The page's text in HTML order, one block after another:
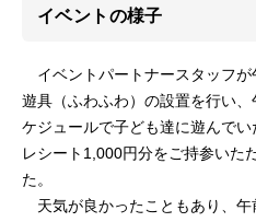
イベントの様子
イベントパートナースタッフが
遊具（ふわふわ）の設置を行い
ケジュールで子ども達に遊んで
レシート1,000円分をご持参いた
た。
天気が良かったこともあり、午